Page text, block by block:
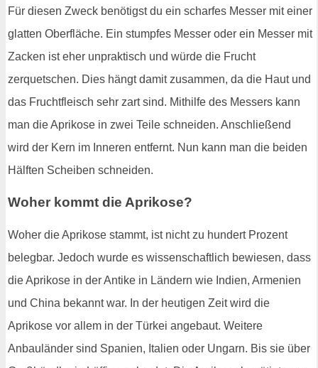
Für diesen Zweck benötigst du ein scharfes Messer mit einer
glatten Oberfläche. Ein stumpfes Messer oder ein Messer mit
Zacken ist eher unpraktisch und würde die Frucht
zerquetschen. Dies hängt damit zusammen, da die Haut und
das Fruchtfleisch sehr zart sind. Mithilfe des Messers kann
man die Aprikose in zwei Teile schneiden. Anschließend
wird der Kern im Inneren entfernt. Nun kann man die beiden
Hälften Scheiben schneiden.
Woher kommt die Aprikose?
Woher die Aprikose stammt, ist nicht zu hundert Prozent
belegbar. Jedoch wurde es wissenschaftlich bewiesen, dass
die Aprikose in der Antike in Ländern wie Indien, Armenien
und China bekannt war. In der heutigen Zeit wird die
Aprikose vor allem in der Türkei angebaut. Weitere
Anbauländer sind Spanien, Italien oder Ungarn. Bis sie über